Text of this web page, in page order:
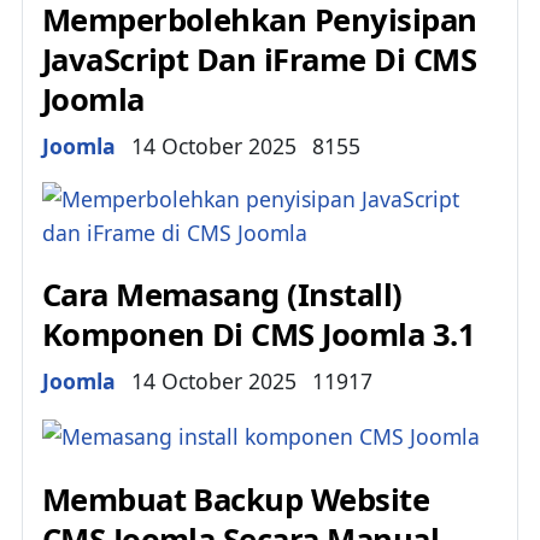
Memperbolehkan Penyisipan
JavaScript Dan iFrame Di CMS
Joomla
Details
Joomla 14 October 2025 8155
Cara Memasang (Install)
Komponen Di CMS Joomla 3.1
Details
Joomla 14 October 2025 11917
Membuat Backup Website